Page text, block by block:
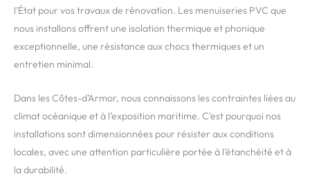
l’État pour vos travaux de rénovation. Les menuiseries PVC que
nous installons offrent une isolation thermique et phonique
exceptionnelle, une résistance aux chocs thermiques et un
entretien minimal.
Dans les Côtes-d’Armor, nous connaissons les contraintes liées au
climat océanique et à l’exposition maritime. C’est pourquoi nos
installations sont dimensionnées pour résister aux conditions
locales, avec une attention particulière portée à l’étanchéité et à
la durabilité.